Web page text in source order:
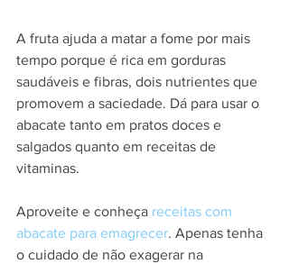
A fruta ajuda a matar a fome por mais
tempo porque é rica em gorduras
saudáveis e fibras, dois nutrientes que
promovem a saciedade. Dá para usar o
abacate tanto em pratos doces e
salgados quanto em receitas de
vitaminas.
Aproveite e conheça receitas com
abacate para emagrecer. Apenas tenha
o cuidado de não exagerar na